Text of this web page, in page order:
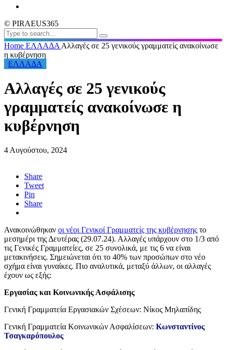
© PIRAEUS365
Home ΕΛΛΑΔΑ Αλλαγές σε 25 γενικούς γραμματείς ανακοίνωσε
η κυβέρνηση
ΕΛΛΑΔΑ
Αλλαγές σε 25 γενικούς
γραμματείς ανακοίνωσε η
κυβέρνηση
4 Αυγούστου, 2024
Share
Tweet
Pin
Share
Ανακοινώθηκαν οι νέοι Γενικοί Γραμματείς της κυβέρνησης το
μεσημέρι της Δευτέρας (29.07.24). Αλλαγές υπάρχουν στο 1/3 από
τις Γενικές Γραμματείες, σε 25 συνολικά, με τις 6 να είναι
μετακινήσεις. Σημειώνεται ότι το 40% των προσώπων στο νέο
σχήμα είναι γυναίκες. Πιο αναλυτικά, μεταξύ άλλων, οι αλλαγές
έχουν ως εξής:
Εργασίας και Κοινωνικής Ασφάλισης
Γενική Γραμματεία Εργασιακών Σχέσεων: Νίκος Μηλαπίδης
Γενική Γραμματεία Κοινωνικών Ασφαλίσεων: Κωνσταντίνος
Τσαγκαρόπουλος